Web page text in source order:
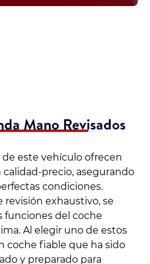
Mano Revisados
de este vehículo ofrecen
precio, asegurando
condiciones.
revisión exhaustivo, se
funciones del coche
Al elegir uno de estos
coche fiable que ha sido
y preparado para